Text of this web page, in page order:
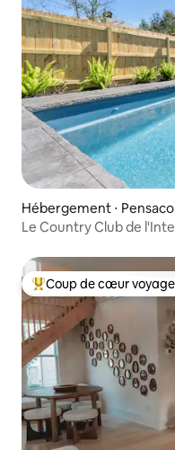
Hébergement ⋅
Le Country Club de
Coups de cœur
Coup de cœur